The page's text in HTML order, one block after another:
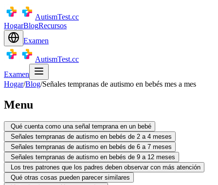
AutismTest.cc
HogarBlogRecursos
Examen
AutismTest.cc
Examen
Hogar/Blog/Señales tempranas de autismo en bebés mes a mes
Menu
Qué cuenta como una señal temprana en un bebé
Señales tempranas de autismo en bebés de 2 a 4 meses
Señales tempranas de autismo en bebés de 6 a 7 meses
Señales tempranas de autismo en bebés de 9 a 12 meses
Los tres patrones que los padres deben observar con más atención
Qué otras cosas pueden parecer similares